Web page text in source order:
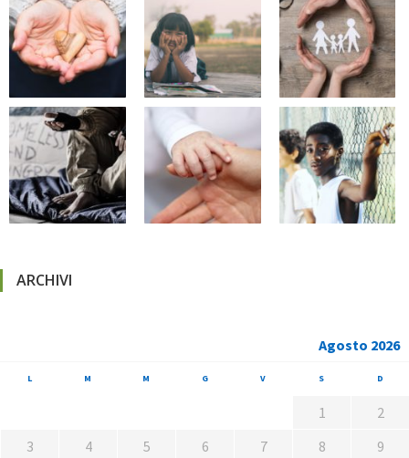
ARCHIVI
Agosto 2026
L M M G V S D
1
2
3
4 5 6 7 8
9